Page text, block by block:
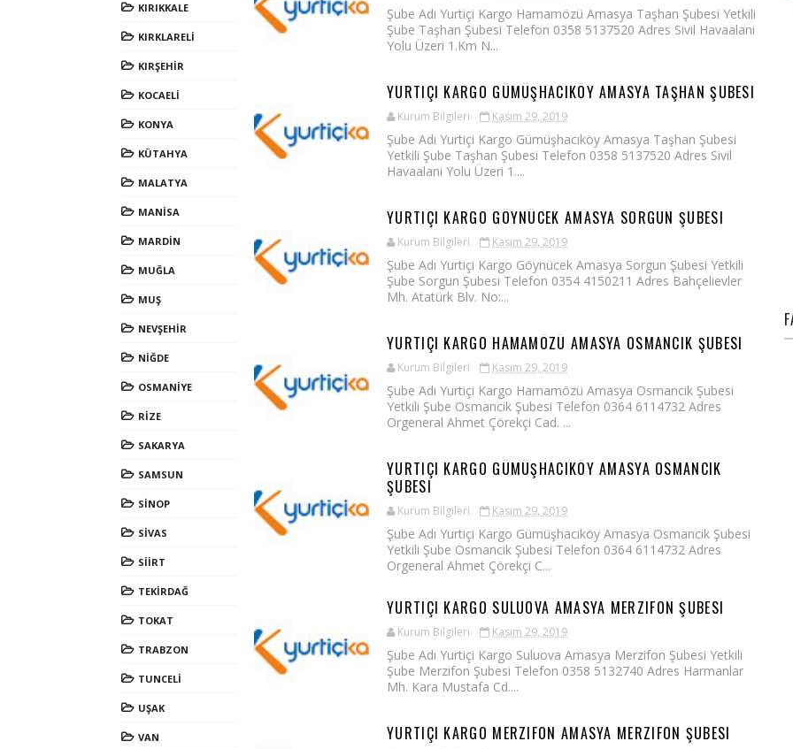
KIRIKKALE
KIRKLARELİ
KIRŞEHİR
KOCAELİ
KONYA
KÜTAHYA
MALATYA
MANİSA
MARDİN
MUĞLA
MUŞ
NEVŞEHİR
NİĞDE
OSMANİYE
RİZE
SAKARYA
SAMSUN
SİNOP
SİVAS
SİİRT
TEKİRDAĞ
TOKAT
TRABZON
TUNCELİ
UŞAK
VAN
Şube Adı Yurtiçi Kargo Hamamözü Amasya Taşhan Şubesi Yetkili
Şube Taşhan Şubesi Telefon 0358 5137520 Adres Sivil Havaalani
Yolu Üzeri 1.Km N...
YURTIÇI KARGO GÜMÜŞHACIKÖY AMASYA TAŞHAN ŞUBESI
Kurum Bilgileri Kasım 29, 2019
Şube Adı Yurtiçi Kargo Gümüşhacıköy Amasya Taşhan Şubesi
Yetkili Şube Taşhan Şubesi Telefon 0358 5137520 Adres Sivil
Havaalani Yolu Üzeri 1....
YURTIÇI KARGO GÖYNÜCEK AMASYA SORGUN ŞUBESI
Kurum Bilgileri Kasım 29, 2019
Şube Adı Yurtiçi Kargo Göynücek Amasya Sorgun Şubesi Yetkili
Şube Sorgun Şubesi Telefon 0354 4150211 Adres Bahçelievler
Mh. Atatürk Blv. No:...
YURTIÇI KARGO HAMAMÖZÜ AMASYA OSMANCIK ŞUBESI
Kurum Bilgileri Kasım 29, 2019
Şube Adı Yurtiçi Kargo Hamamözü Amasya Osmancik Şubesi
Yetkili Şube Osmancik Şubesi Telefon 0364 6114732 Adres
Orgeneral Ahmet Çörekçi Cad. ...
YURTIÇI KARGO GÜMÜŞHACIKÖY AMASYA OSMANCIK
ŞUBESI
Kurum Bilgileri Kasım 29, 2019
Şube Adı Yurtiçi Kargo Gümüşhacıköy Amasya Osmancik Şubesi
Yetkili Şube Osmancik Şubesi Telefon 0364 6114732 Adres
Orgeneral Ahmet Çörekçi C...
YURTIÇI KARGO SULUOVA AMASYA MERZIFON ŞUBESI
Kurum Bilgileri Kasım 29, 2019
Şube Adı Yurtiçi Kargo Suluova Amasya Merzifon Şubesi Yetkili
Şube Merzifon Şubesi Telefon 0358 5132740 Adres Harmanlar
Mh. Kara Mustafa Cd....
YURTIÇI KARGO MERZIFON AMASYA MERZIFON ŞUBESI